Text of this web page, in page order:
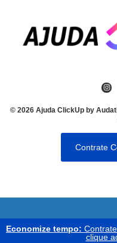
© 2026 Ajuda ClickUp by
Contrate
Economize tempo:
clique